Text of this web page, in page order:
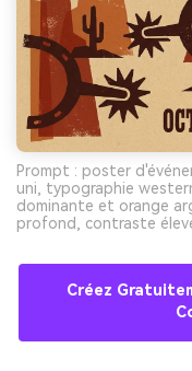
Prompt : poster
uni, typographie
dominante et orange
profond, contraste
Créez